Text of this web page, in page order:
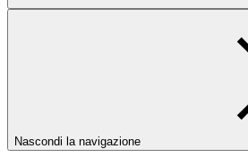
Nascondi la navigazione